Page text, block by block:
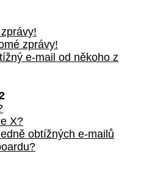
zprávy!
e-mail od někoho z
X?
obtížných e-mailů